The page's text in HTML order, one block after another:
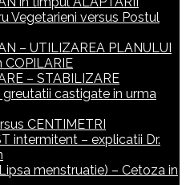
Vegetarieni versus Postul
– UTILIZAREA PLANULUI
COPILARIE
– STABILIZARE
castigate in urma
CENTIMETRI
intermitent – explicatii Dr.
menstruatie) – Cetoza in